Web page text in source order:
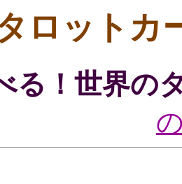
ロットカ
る！世界の